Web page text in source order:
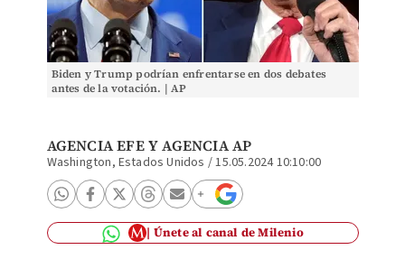
Biden y Trump podrían enfrentarse en dos debates
antes de la votación. | AP
AGENCIA EFEYAGENCIA AP
Washington, Estados Unidos /15.05.2024 10:10:00
Únete al canal de Milenio